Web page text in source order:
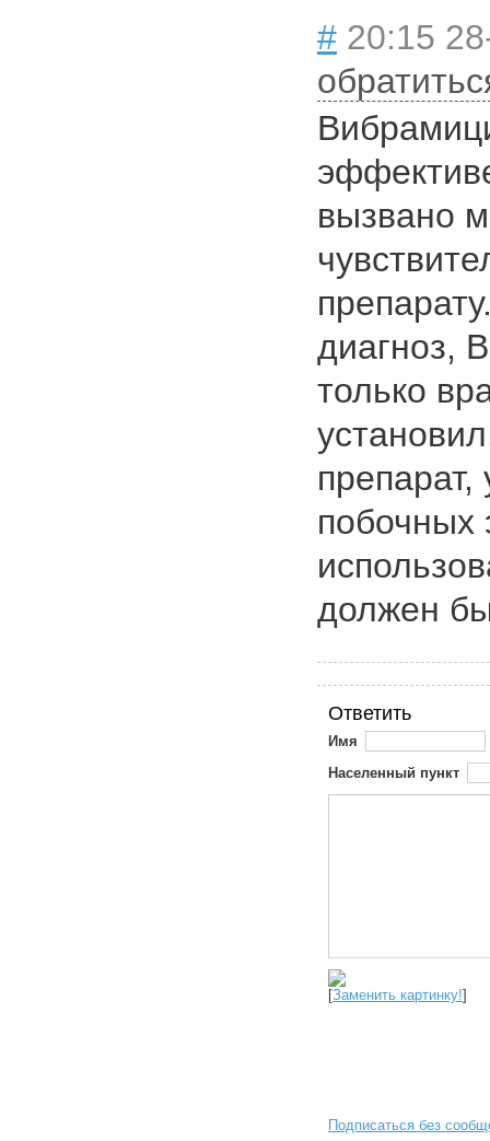
# 20:15
вызвано
диагноз,
только
должен
Ответить
Имя
Населенный пункт
[Заменить картинку!]
Подписаться без